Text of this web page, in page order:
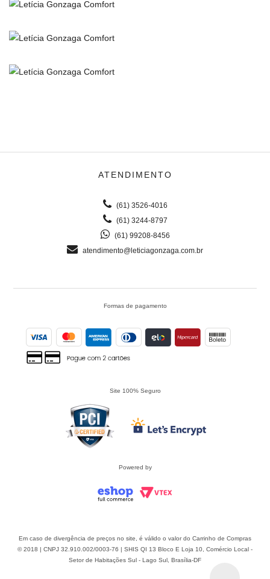
ATENDIMENTO
(61) 3526-4016
(61) 3244-8797
(61) 99208-8456
atendimento@leticiagonzaga.com.br
Formas de pagamento
Site 100% Seguro
Powered by
Em caso de divergência de preços no site, é válido o valor do Carrinho de Compras
© 2018 | CNPJ 32.910.002/0003-76 | SHIS QI 13 Bloco E Loja 10, Comércio Local -
Setor de Habitações Sul - Lago Sul, Brasília-DF